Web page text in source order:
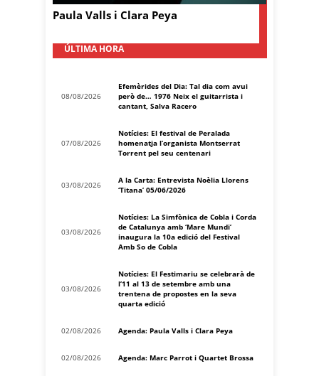
Paula Valls i Clara Peya
ÚLTIMA HORA
08/08/2026
Efemèrides del Dia: Tal dia com avui
però de… 1976 Neix el guitarrista i
cantant, Salva Racero
07/08/2026
Notícies: El festival de Peralada
homenatja l’organista Montserrat
Torrent pel seu centenari
03/08/2026
A la Carta: Entrevista Noèlia Llorens
‘Titana’ 05/06/2026
03/08/2026
Notícies: La Simfònica de Cobla i Corda
de Catalunya amb ‘Mare Mundi’
inaugura la 10a edició del Festival
Amb So de Cobla
03/08/2026
Notícies: El Festimariu se celebrarà de
l’11 al 13 de setembre amb una
trentena de propostes en la seva
quarta edició
02/08/2026 Agenda: Paula Valls i Clara Peya
02/08/2026 Agenda: Marc Parrot i Quartet Brossa